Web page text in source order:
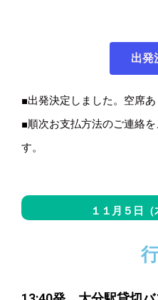
出発
■出発決定しました。空席あ
■順次お支払方法のご連絡
す。
１１月５日